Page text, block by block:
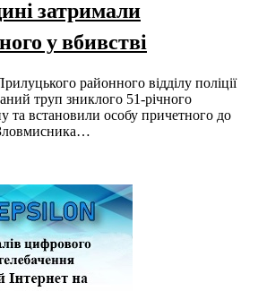
затримали
у вбивстві
районного відділу поліції
труп зниклого 51-річного
та встановили особу причетного до